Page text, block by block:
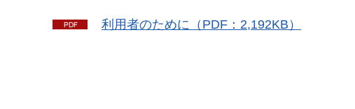
利 用者のために（PDF：2,192KB）